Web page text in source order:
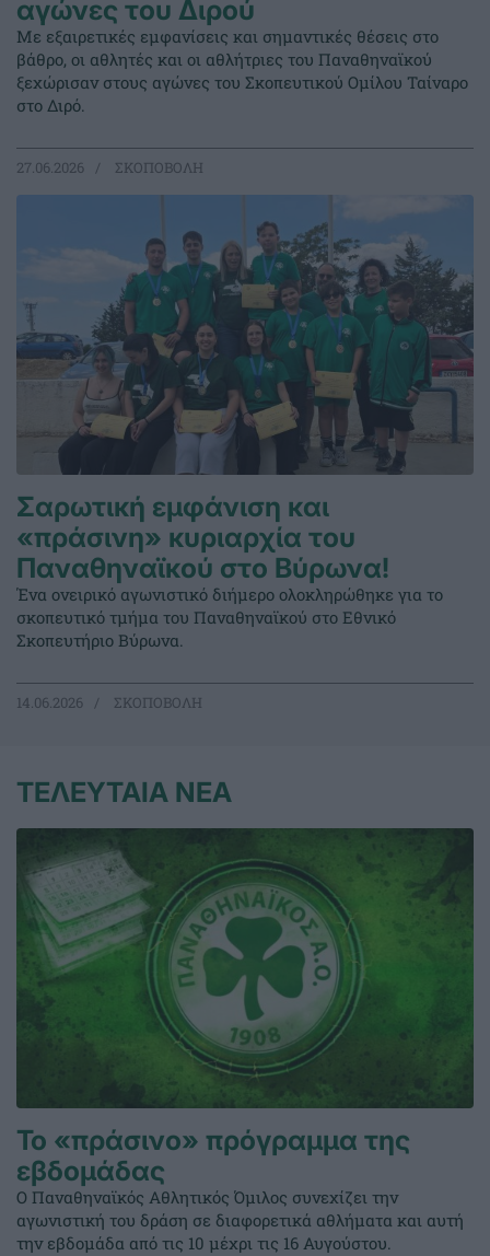
αγώνες του Διρού
Με εξαιρετικές εμφανίσεις και σημαντικές θέσεις στο
βάθρο, οι αθλητές και οι αθλήτριες του Παναθηναϊκού
ξεχώρισαν στους αγώνες του Σκοπευτικού Ομίλου Ταίναρο
στο Διρό.
27.06.2026 ΣΚΟΠΟΒΟΛΗ
Σαρωτική εμφάνιση και
«πράσινη» κυριαρχία του
Παναθηναϊκού στο Βύρωνα!
Ένα ονειρικό αγωνιστικό διήμερο ολοκληρώθηκε για το
σκοπευτικό τμήμα του Παναθηναϊκού στο Εθνικό
Σκοπευτήριο Βύρωνα.
14.06.2026 ΣΚΟΠΟΒΟΛΗ
ΤΕΛΕΥΤΑΙΑ ΝΕΑ
Το «πράσινο» πρόγραμμα της
εβδομάδας
Ο Παναθηναϊκός Αθλητικός Όμιλος συνεχίζει την
αγωνιστική του δράση σε διαφορετικά αθλήματα και αυτή
την εβδομάδα από τις 10 μέχρι τις 16 Αυγούστου.